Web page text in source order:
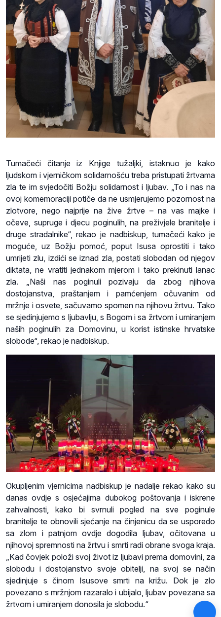
Tumačeći čitanje iz Knjige tužaljki, istaknuo je kako
ljudskom i vjerničkom solidarnošću treba pristupati žrtvama
zla te im svjedočiti Božju solidarnost i ljubav. „To i nas na
ovoj komemoraciji potiče da ne usmjerujemo pozornost na
zlotvore, nego najprije na žive žrtve – na vas majke i
očeve, supruge i djecu poginulih, na preživjele branitelje i
druge stradalnike“, rekao je nadbiskup, tumačeći kako je
moguće, uz Božju pomoć, poput Isusa oprostiti i tako
umrijeti zlu, izdići se iznad zla, postati slobodan od njegov
diktata, ne vratiti jednakom mjerom i tako prekinuti lanac
zla. „Naši nas poginuli pozivaju da zbog njihova
dostojanstva, praštanjem i pamćenjem očuvanim od
mržnje i osvete, sačuvamo spomen na njihovu žrtvu. Tako
se sjedinjujemo s ljubavlju, s Bogom i sa žrtvom i umiranjem
naših poginulih za Domovinu, u korist istinske hrvatske
slobode“, rekao je nadbiskup.
Okupljenim vjernicima nadbiskup je nadalje rekao kako su
danas ovdje s osjećajima dubokog poštovanja i iskrene
zahvalnosti, kako bi svrnuli pogled na sve poginule
branitelje te obnovili sjećanje na činjenicu da se usporedo
sa zlom i patnjom ovdje dogodila ljubav, očitovana u
njihovoj spremnosti na žrtvu i smrti radi obrane svoga kraja.
„Kad čovjek položi svoj život iz ljubavi prema domovini, za
slobodu i dostojanstvo svoje obitelji, na svoj se način
sjedinjuje s činom Isusove smrti na križu. Dok je zlo
povezano s mržnjom razaralo i ubijalo, ljubav povezana sa
žrtvom i umiranjem donosila je slobodu.“